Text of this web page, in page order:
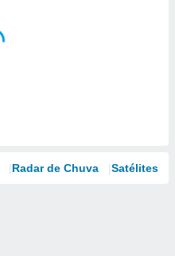
Radar de Chuva Satélites